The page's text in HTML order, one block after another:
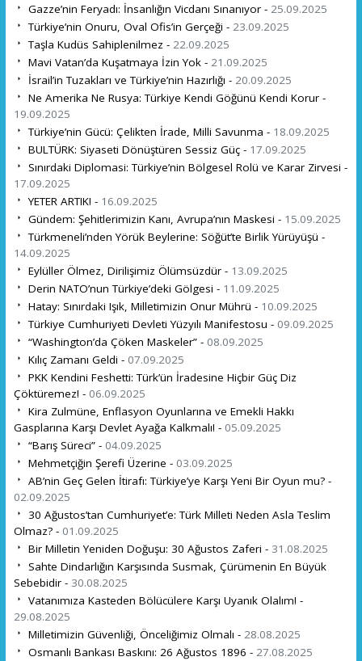
Gazze’nin Feryadı: İnsanlığın Vicdanı Sınanıyor - 25.09.2025
Türkiye’nin Onuru, Oval Ofis’in Gerçeği - 23.09.2025
Taşla Kudüs Sahiplenilmez - 22.09.2025
Mavi Vatan’da Kuşatmaya İzin Yok - 21.09.2025
İsrail’in Tuzakları ve Türkiye’nin Hazırlığı - 20.09.2025
Ne Amerika Ne Rusya: Türkiye Kendi Göğünü Kendi Korur -
19.09.2025
Türkiye’nin Gücü: Çelikten İrade, Milli Savunma - 18.09.2025
BULTÜRK: Siyaseti Dönüştüren Sessiz Güç - 17.09.2025
Sınırdaki Diplomasi: Türkiye’nin Bölgesel Rolü ve Karar Zirvesi -
17.09.2025
YETER ARTIK! - 16.09.2025
Gündem: Şehitlerimizin Kanı, Avrupa’nın Maskesi - 15.09.2025
Türkmeneli’nden Yörük Beylerine: Söğüt’te Birlik Yürüyüşü -
14.09.2025
Eylüller Ölmez, Dirilişimiz Ölümsüzdür - 13.09.2025
Derin NATO’nun Türkiye’deki Gölgesi - 11.09.2025
Hatay: Sınırdaki Işık, Milletimizin Onur Mührü - 10.09.2025
Türkiye Cumhuriyeti Devleti Yüzyılı Manifestosu - 09.09.2025
“Washington’da Çöken Maskeler” - 08.09.2025
Kılıç Zamanı Geldi - 07.09.2025
PKK Kendini Feshetti: Türk’ün İradesine Hiçbir Güç Diz
Çöktüremez! - 06.09.2025
Kira Zulmüne, Enflasyon Oyunlarına ve Emekli Hakkı
Gasplarına Karşı Devlet Ayağa Kalkmalı! - 05.09.2025
“Barış Süreci” - 04.09.2025
Mehmetçiğin Şerefi Üzerine - 03.09.2025
AB’nin Geç Gelen İtirafı: Türkiye’ye Karşı Yeni Bir Oyun mu? -
02.09.2025
30 Ağustos’tan Cumhuriyet’e: Türk Milleti Neden Asla Teslim
Olmaz? - 01.09.2025
Bir Milletin Yeniden Doğuşu: 30 Ağustos Zaferi - 31.08.2025
Sahte Dindarlığın Karşısında Susmak, Çürümenin En Büyük
Sebebidir - 30.08.2025
Vatanımıza Kasteden Bölücülere Karşı Uyanık Olalım! -
29.08.2025
Milletimizin Güvenliği, Önceliğimiz Olmalı - 28.08.2025
Osmanlı Bankası Baskını: 26 Ağustos 1896 - 27.08.2025